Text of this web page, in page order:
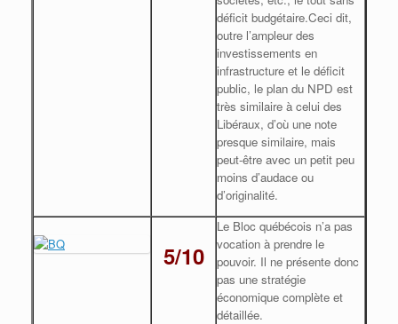
déficit budgétaire.Ceci dit,
outre l’ampleur des
investissements en
infrastructure et le déficit
public, le plan du NPD est
très similaire à celui des
Libéraux, d’où une note
presque similaire, mais
peut-être avec un petit peu
moins d’audace ou
d’originalité.
5/10
Le Bloc québécois n’a pas
vocation à prendre le
pouvoir. Il ne présente donc
pas une stratégie
économique complète et
détaillée.